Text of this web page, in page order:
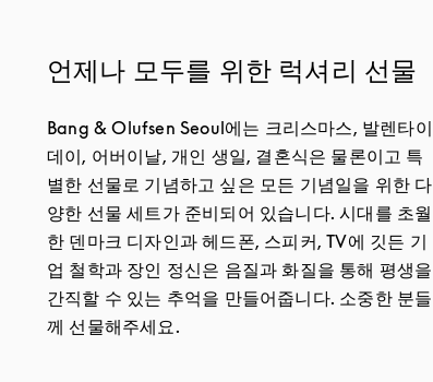
언제나 모두를 위한 럭셔리 선물
Bang & Olufsen Seoul에는 크리스마스, 발렌타이
데이, 어버이날, 개인 생일, 결혼식은 물론이고 특
별한 선물로 기념하고 싶은 모든 기념일을 위한 다
양한 선물 세트가 준비되어 있습니다. 시대를 초월
한 덴마크 디자인과 헤드폰, 스피커, TV에 깃든 기
업 철학과 장인 정신은 음질과 화질을 통해 평생을
간직할 수 있는 추억을 만들어줍니다. 소중한 분들
께 선물해주세요.